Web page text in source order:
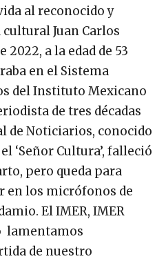
al reconocido y
Juan Carlos
2022, a la edad de 53
en el Sistema
del Instituto Mexicano
de tres décadas
de Noticiarios, conocido
‘Señor Cultura’, falleció
pero queda para
en los micrófonos de
El IMER, IMER
lamentamos
de nuestro